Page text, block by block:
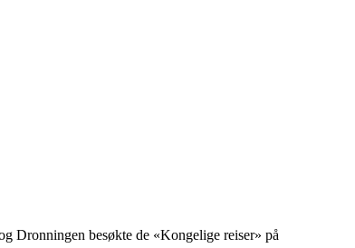
Dronningen besøkte de «Kongelige reiser» på